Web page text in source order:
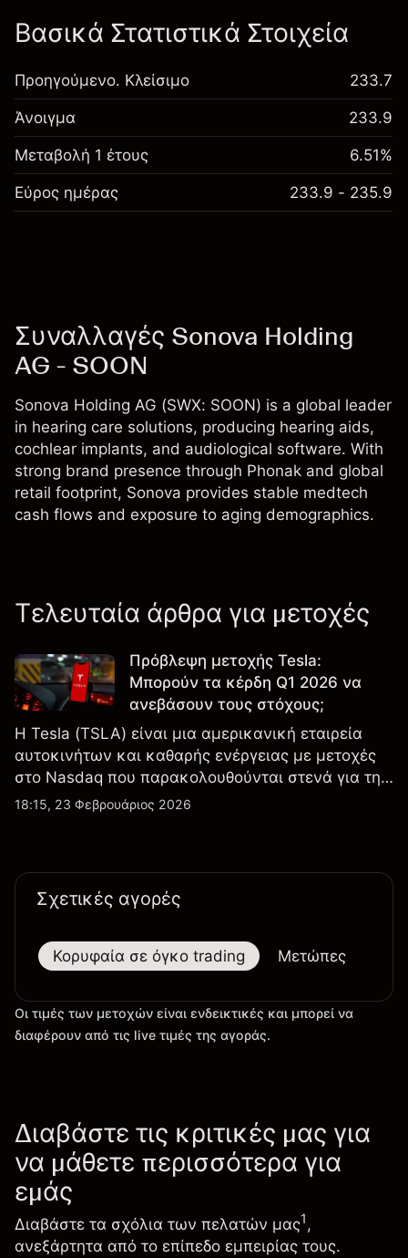
Βασικά Στατιστικά Στοιχεία
Προηγούμενο. Κλείσιμο 233.7
Άνοιγμα 233.9
Μεταβολή 1 έτους 6.51%
Εύρος ημέρας 233.9 - 235.9
Συναλλαγές Sonova Holding
AG - SOON
Sonova Holding AG (SWX: SOON) is a global leader
in hearing care solutions, producing hearing aids,
cochlear implants, and audiological software. With
strong brand presence through Phonak and global
retail footprint, Sonova provides stable medtech
cash flows and exposure to aging demographics.
Τελευταία άρθρα για μετοχές
Πρόβλεψη μετοχής Tesla:
Μπορούν τα κέρδη Q1 2026 να
ανεβάσουν τους στόχους;
Η Tesla (TSLA) είναι μια αμερικανική εταιρεία
αυτοκινήτων και καθαρής ενέργειας με μετοχές
στο Nasdaq που παρακολουθούνται στενά για την
απόδοση κερδών, τα δεδομένα παραδόσεων και
18:15, 23 Φεβρουάριος 2026
Σχετικές αγορές
Κορυφαία σε όγκο trading Μετώπες
Οι τιμές των μετοχών είναι ενδεικτικές και μπορεί να
διαφέρουν από τις live τιμές της αγοράς.
Διαβάστε τις κριτικές μας για
να μάθετε περισσότερα για
εμάς
Διαβάστε τα σχόλια των πελατών μας1,
ανεξάρτητα από το επίπεδο εμπειρίας τους.